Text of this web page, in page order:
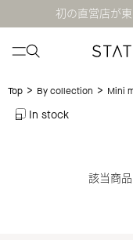
初の直営店が
Top > By collection > Mini
In stock
該当商